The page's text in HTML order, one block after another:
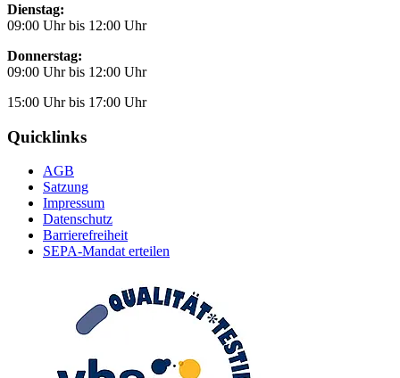
Dienstag:
09:00 Uhr bis 12:00 Uhr
Donnerstag:
09:00 Uhr bis 12:00 Uhr
15:00 Uhr bis 17:00 Uhr
Quicklinks
AGB
Satzung
Impressum
Datenschutz
Barrierefreiheit
SEPA-Mandat erteilen